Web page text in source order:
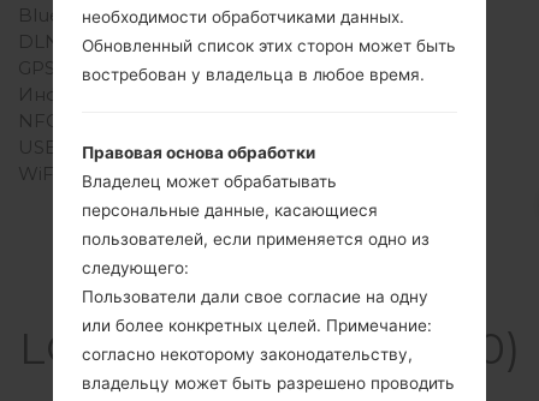
Bluetooth
Версия 1.2
DLNA
Нет
GPS
A-GPS
Инфракрасный порт
NFC
USB
Есть
WiFi
-
Cтатьи
LGKP4000(LGKP4000)
необходимости обработчиками данных.
Обновленный список этих сторон может быть
востребован у владельца в любое время.
Правовая основа обработки
Владелец может обрабатывать
персональные данные, касающиеся
пользователей, если применяется одно из
следующего:
Пользователи дали свое согласие на одну
или более конкретных целей. Примечание:
согласно некоторому законодательству,
владельцу может быть разрешено проводить